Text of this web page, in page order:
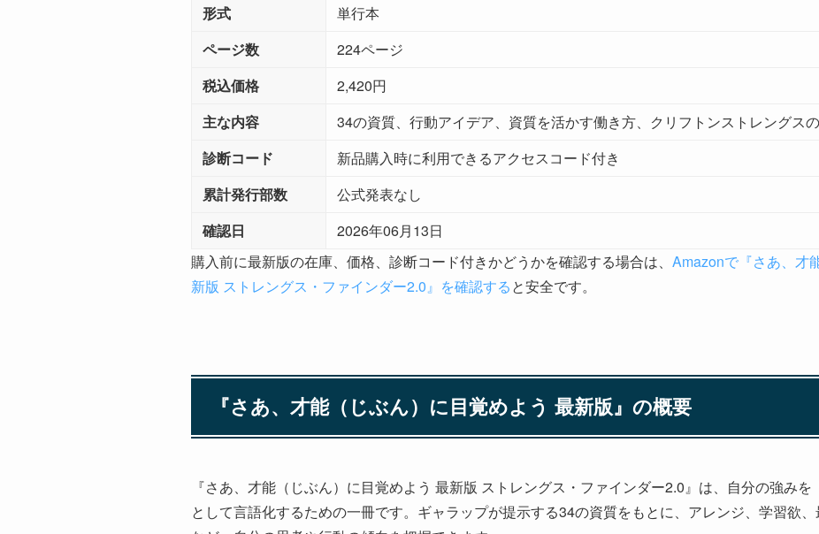
形式
単行本
ページ数
224ページ
税込価格
2,420円
主な内容
34の資質、行動アイデア、資質を活かす働き方、クリフトンストレングス
診断コード
新品購入時に利用できるアクセスコード付き
累計発行部数
公式発表なし
確認日
2026年06月13日
購入前に最新版の在庫、価格、診断コード付きかどうかを確認する場合は、 Amazonで『さあ、才
新版 ストレングス・ファインダー2.0』を確認すると安全です。
『さあ、才能（じぶん）に目覚めよう 最新版』の概要
『さあ、才能（じぶん）に目覚めよう 最新版 ストレングス・ファインダー2.0』は、自分の強みを
として言語化するための一冊です。ギャラップが提示する34の資質をもとに、アレンジ、学習欲